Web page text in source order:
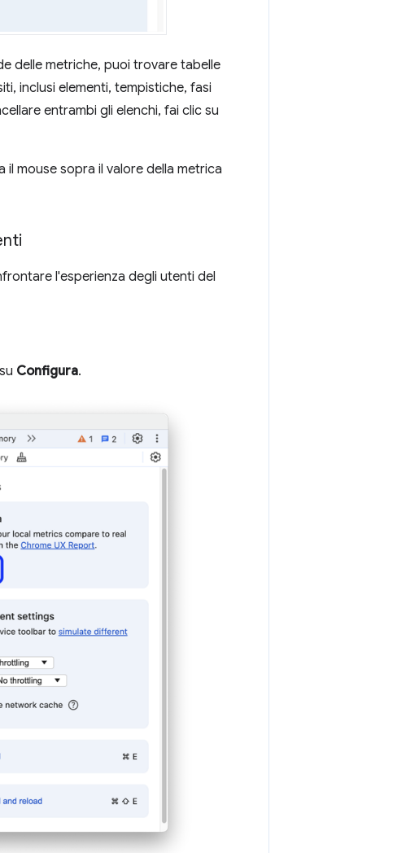
delle metriche, puoi trovare tabelle
inclusi elementi, tempistiche, fasi
entrambi gli elenchi, fai clic su
il mouse sopra il valore della metrica
l'esperienza degli utenti del
Configura.